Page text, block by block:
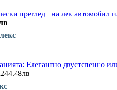
преглед - на лек автомобил
Елегантно двустепенно
244.48лв